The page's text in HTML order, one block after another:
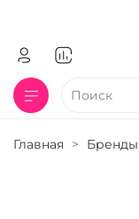
Главная Бренды